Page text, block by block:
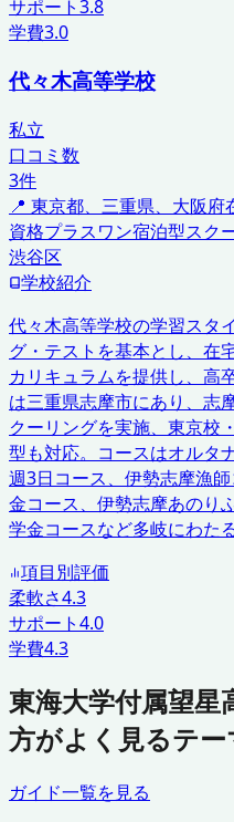
サポート3.8
学費3.0
代々木高等学校
私立
口コミ数
3件
📍 東京都、三重県、大阪府
資格プラスワン宿泊型スク
渋谷区
学校紹介
代々木高等学校の学習スタ
グ・テストを基本とし、在
カリキュラムを提供し、高
は三重県志摩市にあり、志
クーリングを実施、東京校
型も対応。コースはオルタ
週3日コース、伊勢志摩漁
金コース、伊勢志摩あのり
学金コースなど多岐にわたる
項目別評価
柔軟さ4.3
サポート4.0
学費4.3
東海大学付属望星
方がよく見るテー
ガイド一覧を見る